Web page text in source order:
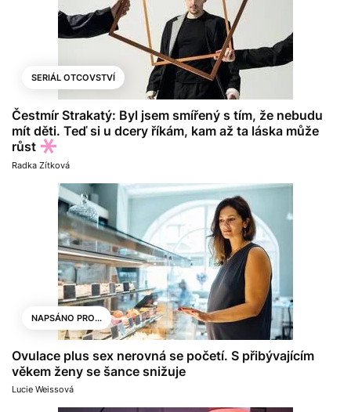
SERIÁL OTCOVSTVÍ
Čestmír Strakatý: Byl jsem smířený s tím, že nebudu
mít děti. Teď si u dcery říkám, kam až ta láska může
růst
Radka Zítková
NAPSÁNO PRO...
Ovulace plus sex nerovná se početí. S přibývajícím
věkem ženy se šance snižuje
Lucie Weissová